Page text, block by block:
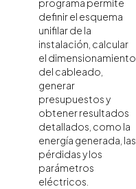
programa permite
definir el esquema
unifilar de la
instalación, calcular
el dimensionamiento
del cableado,
generar
presupuestos y
obtener resultados
detallados, como la
energía generada, las
pérdidas y los
parámetros
eléctricos.